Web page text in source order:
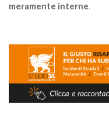
meramente interne.